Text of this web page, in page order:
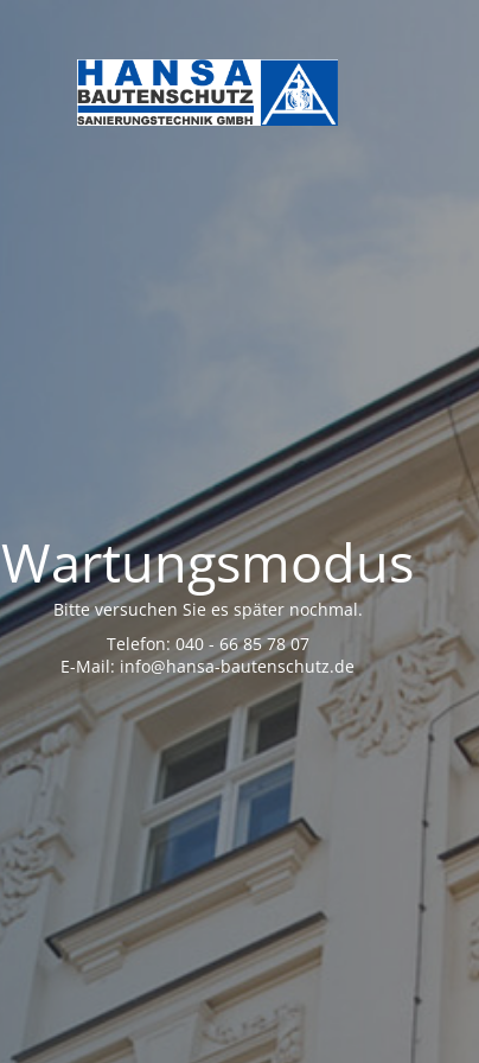
Wartungsmodus
Bitte versuchen Sie es später nochmal.
Telefon: 040 - 66 85 78 07
E-Mail: info@hansa-bautenschutz.de